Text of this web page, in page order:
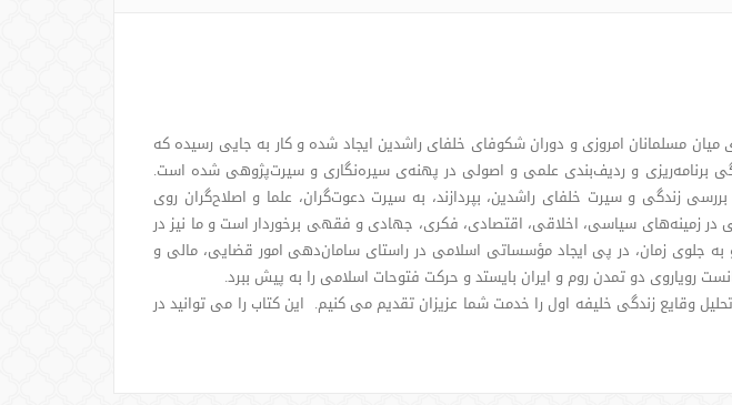
مسلمانان امروزی و دوران شكوفای خلفای راشدین ایجاد شده و كار به جایی رسیده كه
برنامه‌ریزی و ردیف‌بندی علمی و اصولی در پهنه‌ی سیره‌نگاری و سیرت‌پژوهی شده است.
زندگی و سیرت خلفای راشدین، بپردازند، به سیرت دعوت‌گران، علما و اصلاح‌گران روی
در زمینه‌های سیاسی، اخلاقی، اقتصادی، فكری، جهادی و فقهی برخوردار است و ما نیز در
به جلوی زمان، در پی ایجاد مؤسساتی اسلامی در راستای سامان‌دهی امور قضایی، مالی و
رویاروی دو تمدن روم و ایران بایستد و حركت فتوحات اسلامی را به‌ پیش ببرد.
وقایع زندگی خلیفه اول را خدمت شما عزیزان تقدیم می کنیم. این کتاب را می توانید در